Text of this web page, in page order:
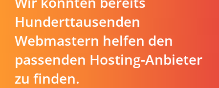
Hunderttausenden
Webmastern helfen den
passenden Hosting-Anbieter
zu finden.